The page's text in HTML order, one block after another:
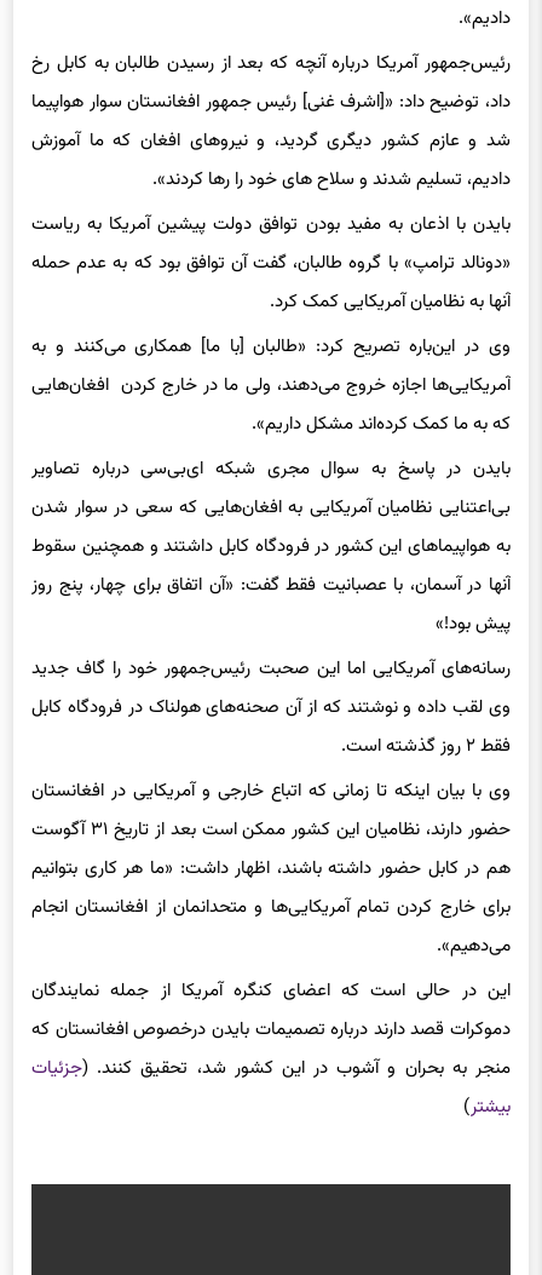
رئیس‌جمهور آمریکا درباره آنچه که بعد از رسیدن طالبان به کابل رخ
داد، توضیح داد: «[اشرف غنی] رئیس جمهور افغانستان سوار هواپیما
شد و عازم کشور دیگری گردید، و نیروهای افغان که ما آموزش
دادیم، تسلیم شدند و سلاح های خود را رها کردند».
بایدن با اذعان به مفید بودن توافق دولت پیشین آمریکا به ریاست
«دونالد ترامپ» با گروه طالبان، گفت آن توافق بود که به عدم حمله
آنها به نظامیان آمریکایی کمک کرد.
وی در این‌باره تصریح کرد: «طالبان [با ما] همکاری می‌کنند و به
آمریکایی‌ها اجازه خروج می‌دهند، ولی ما در خارج کردن افغان‌هایی
که به ما کمک کرده‌اند مشکل داریم».
بایدن در پاسخ به سوال مجری شبکه ای‌بی‌سی درباره تصاویر
بی‌اعتنایی نظامیان آمریکایی به افغان‌هایی که سعی در سوار شدن
به هواپیماهای این کشور در فرودگاه کابل داشتند و همچنین سقوط
آنها در آسمان، با عصبانیت فقط گفت: «آن اتفاق برای چهار، پنج روز
پیش بود!»
رسانه‌های آمریکایی اما این صحبت رئیس‌جمهور خود را گاف جدید
وی لقب داده و نوشتند که از آن صحنه‌های هولناک در فرودگاه کابل
فقط ۲ روز گذشته است.
وی با بیان اینکه تا زمانی که اتباع خارجی و آمریکایی در افغانستان
حضور دارند، نظامیان این کشور ممکن است بعد از تاریخ ۳۱ آگوست
هم در کابل حضور داشته باشند، اظهار داشت: «ما هر کاری بتوانیم
برای خارج کردن تمام آمریکایی‌ها و متحدانمان از افغانستان انجام
می‌دهیم».
این در حالی است که اعضای کنگره آمریکا از جمله نمایندگان
دموکرات قصد دارند درباره تصمیمات بایدن درخصوص افغانستان که
منجر به بحران و آشوب در این کشور شد، تحقیق کنند. (جزئیات
بیشتر )